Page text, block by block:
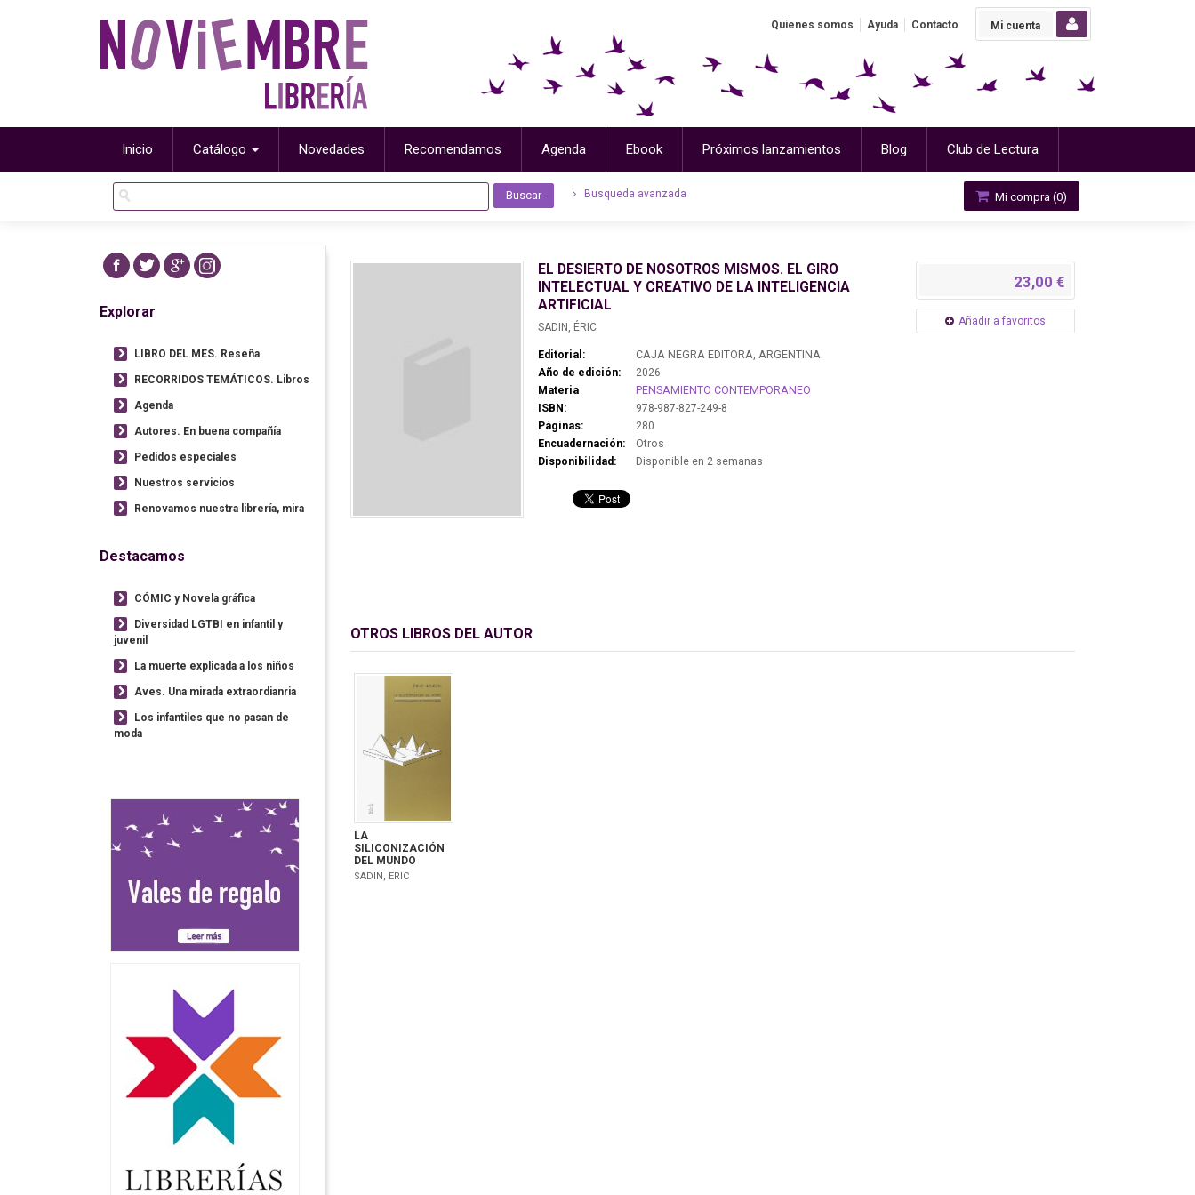
Mi cuenta
Quienes somos Ayuda Contacto
Inicio Catálogo Novedades Recomendamos Agenda Ebook Próximos lanzamientos Blog Club de Lectura
Busqueda avanzada Mi compra (0)
EL DESIERTO DE NOSOTROS MISMOS. EL GIRO
INTELECTUAL Y CREATIVO DE LA INTELIGENCIA
ARTIFICIAL
SADIN, ÉRIC
Editorial:
CAJA NEGRA EDITORA, ARGENTINA
Año de edición:
2026
Materia
PENSAMIENTO CONTEMPORANEO
ISBN:
978-987-827-249-8
Páginas:
280
Encuadernación:
Otros
Disponibilidad:
Disponible en 2 semanas
23,00 €
Añadir a favoritos
OTROS LIBROS DEL AUTOR
LA
SILICONIZACIÓN
DEL MUNDO
SADIN, ERIC
Explorar
LIBRO DEL MES. Reseña
RECORRIDOS TEMÁTICOS. Libros
Agenda
Autores. En buena compañía
Pedidos especiales
Nuestros servicios
Renovamos nuestra librería, mira
Destacamos
CÓMIC y Novela gráfica
Diversidad LGTBI en infantil y
juvenil
La muerte explicada a los niños
Aves. Una mirada extraordianria
Los infantiles que no pasan de
moda